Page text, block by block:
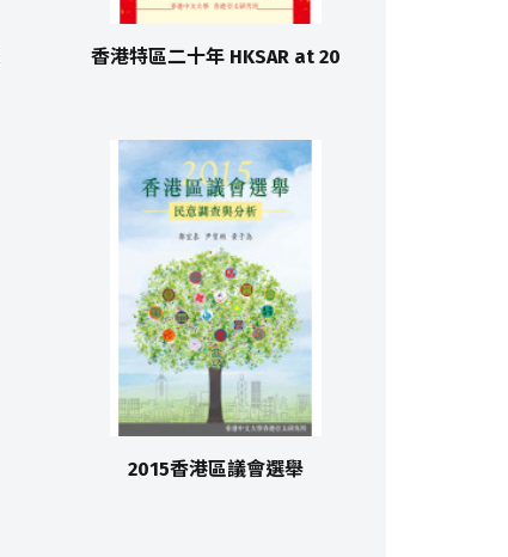
香港特區二十年 HKSAR at 20
2015香港區議會選舉